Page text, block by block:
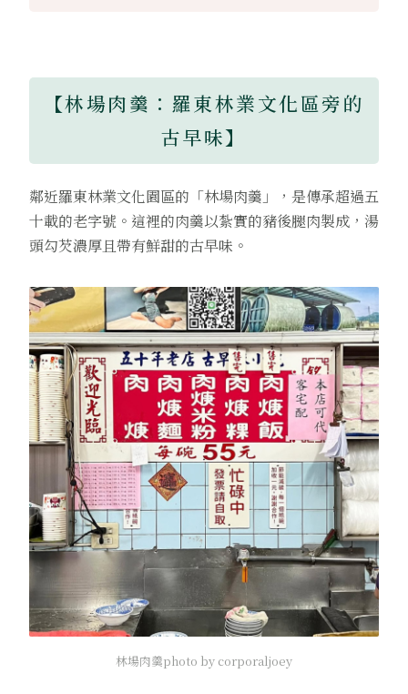
【林場肉羹：羅東林業文化區旁的
古早味】
鄰近羅東林業文化園區的「林場肉羹」，是傳承超過五
十載的老字號。這裡的肉羹以紮實的豬後腿肉製成，湯
頭勾芡濃厚且帶有鮮甜的古早味。
林場肉羹photo by corporaljoey